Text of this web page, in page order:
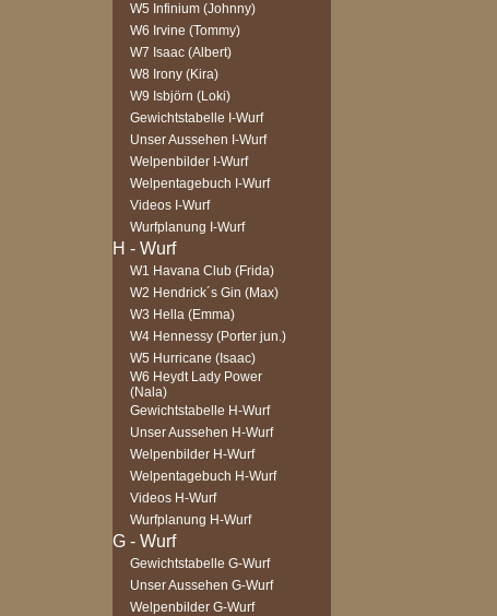
W5 Infinium (Johnny)
W6 Irvine (Tommy)
W7 Isaac (Albert)
W8 Irony (Kira)
W9 Isbjörn (Loki)
Gewichtstabelle I-Wurf
Unser Aussehen I-Wurf
Welpenbilder I-Wurf
Welpentagebuch I-Wurf
Videos I-Wurf
Wurfplanung I-Wurf
W1 Havana Club (Frida)
W2 Hendrick´s Gin (Max)
W3 Hella (Emma)
W4 Hennessy (Porter jun.)
W5 Hurricane (Isaac)
W6 Heydt Lady Power
(Nala)
Gewichtstabelle H-Wurf
Unser Aussehen H-Wurf
Welpenbilder H-Wurf
Welpentagebuch H-Wurf
Videos H-Wurf
Wurfplanung H-Wurf
Gewichtstabelle G-Wurf
Unser Aussehen G-Wurf
Welpenbilder G-Wurf